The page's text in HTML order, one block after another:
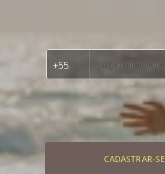
CADASTRAR-SE